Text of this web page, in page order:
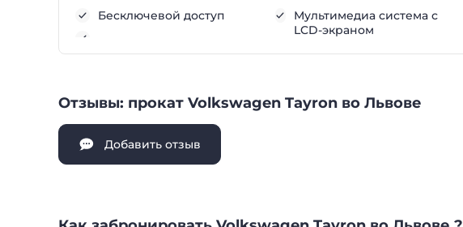
Бесключевой доступ
Мультимедиа система с
LCD-экраном
Отзывы: прокат Volkswagen Tayron во Львове
Добавить отзыв